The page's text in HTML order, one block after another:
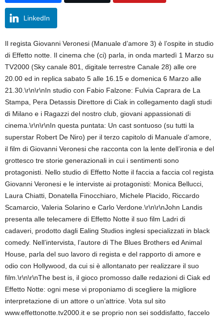
LinkedIn
Il regista Giovanni Veronesi (Manuale d’amore 3) è l’ospite in studio
di Effetto notte. Il cinema che (ci) parla, in onda martedì 1 Marzo su
TV2000 (Sky canale 801, digitale terrestre Canale 28) alle ore
20.00 ed in replica sabato 5 alle 16.15 e domenica 6 Marzo alle
21.30.\r\n\r\nIn studio con Fabio Falzone: Fulvia Caprara de La
Stampa, Pera Detassis Direttore di Ciak in collegamento dagli studi
di Milano e i Ragazzi del nostro club, giovani appassionati di
cinema.\r\n\r\nIn questa puntata: Un cast sontuoso (su tutti la
superstar Robert De Niro) per il terzo capitolo di Manuale d’amore,
il film di Giovanni Veronesi che racconta con la lente dell’ironia e del
grottesco tre storie generazionali in cui i sentimenti sono
protagonisti. Nello studio di Effetto Notte il faccia a faccia col regista
Giovanni Veronesi e le interviste ai protagonisti: Monica Bellucci,
Laura Chiatti, Donatella Finocchiaro, Michele Placido, Riccardo
Scamarcio, Valeria Solarino e Carlo Verdone.\r\n\r\nJohn Landis
presenta alle telecamere di Effetto Notte il suo film Ladri di
cadaveri, prodotto dagli Ealing Studios inglesi specializzati in black
comedy. Nell’intervista, l’autore di The Blues Brothers ed Animal
House, parla del suo lavoro di regista e del rapporto di amore e
odio con Hollywood, da cui si è allontanato per realizzare il suo
film.\r\n\r\nThe best is, il gioco promosso dalle redazioni di Ciak ed
Effetto Notte: ogni mese vi proponiamo di scegliere la migliore
interpretazione di un attore o un’attrice. Vota sul sito
www.effettonotte.tv2000.it e se proprio non sei soddisfatto, faccelo